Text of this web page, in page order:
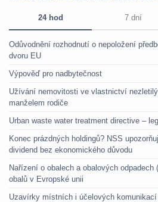
24 hod 7 dní
Odůvodnění rozhodnutí o nepoložení
dvoru EU
Výpověď pro nadbytečnost
Užívání nemovitosti ve vlastnictví
manželem rodiče
Urban waste water treatment directive –
Konec prázdných holdingů? NSS
dividend bez ekonomického důvodu
Nařízení o obalech a obalových odpadech
obalů v Evropské unii
Uzavírky místních i účelových